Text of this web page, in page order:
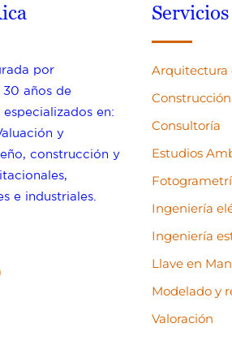
por
30 años de
en:
y
construcción y
e industriales.
Servicios
Arquitectura
Construcción
Consultoría
Estudios
Ingeniería
Ingeniería
Llave en
Modelado y
Valoración